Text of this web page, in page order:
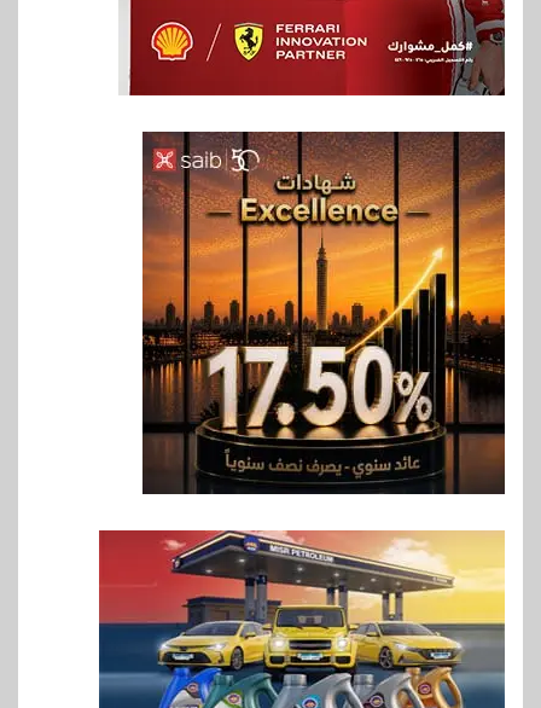
6
بنوك
بنك QNB مصر يعزز جاهزية
المشروعات الصغيرة والمتوسطة
للنمو والتوسع
7 اخبار
فيكسد مصر و”حلول” تتشاركان
في تطوير أول منصة للسياحة
الصحية في مصر والشرق الأوسط
وأفريقيا Tour4Cure
8
سوق وصلة
هواوي: هاتف nova 15
Max بطارية ضخمة وتصميم متين
جهازًا مثاليًا للشباب
9 اقتصاد